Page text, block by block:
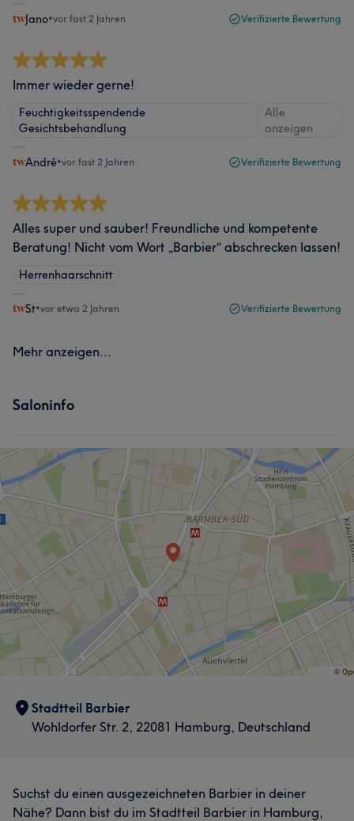
Jano•vor fast 2 Jahren Verifizierte Bewertung
Immer wieder gerne!
Feuchtigkeitsspendende
Gesichtsbehandlung
Alle
anzeigen
André•vor fast 2 Jahren Verifizierte Bewertung
Alles super und sauber! Freundliche und kompetente
Beratung! Nicht vom Wort „Barbier“ abschrecken lassen!
Herrenhaarschnitt
St•vor etwa 2 Jahren Verifizierte Bewertung
Mehr anzeigen...
Saloninfo
Stadtteil Barbier
Wohldorfer Str. 2, 22081 Hamburg, Deutschland
Suchst du einen ausgezeichneten Barbier in deiner
Nähe? Dann bist du im Stadtteil Barbier in Hamburg,